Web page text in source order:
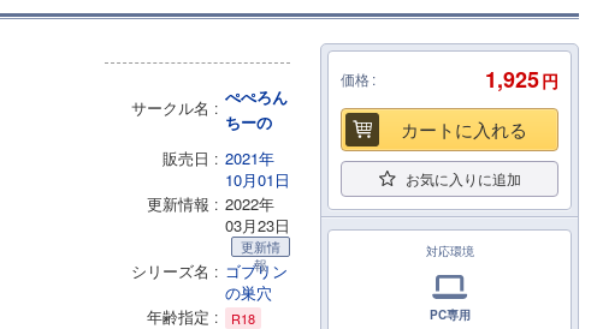
サークル名
ぺぺろん
ちーの
販売日
2021年
10月01日
更新情報
2022年
03月23日
更新情
報
シリーズ名
ゴブリン
の巣穴
年齢指定
R18
価格 1,925円
カートに入れる
お気に入りに追加
対応環境
PC専用